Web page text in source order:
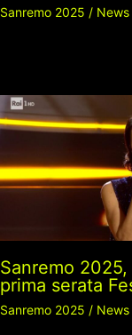
Sanremo 2025 / News
Sanremo
prima serata
Sanremo 2025 / News